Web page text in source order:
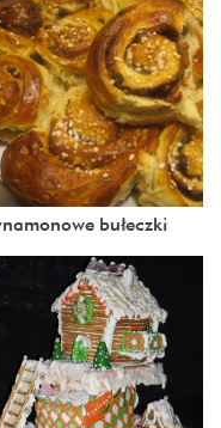
bułeczki